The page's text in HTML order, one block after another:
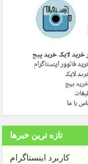
تازه ترین خبرها
کاربرد اینستاگرام